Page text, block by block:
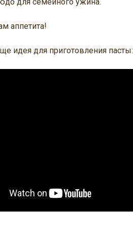
аппетита!
идея для приготовления пасты: